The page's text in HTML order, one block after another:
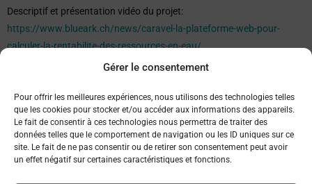
Gérer le consentement
Pour offrir les meilleures expériences, nous utilisons des technologies telles
que les cookies pour stocker et/ou accéder aux informations des appareils.
Le fait de consentir à ces technologies nous permettra de traiter des
données telles que le comportement de navigation ou les ID uniques sur ce
site. Le fait de ne pas consentir ou de retirer son consentement peut avoir
un effet négatif sur certaines caractéristiques et fonctions.
Descriptif et présentation vidéo du projet:
https://www.blueark.ch/news/caravel-la-plateforme-web-pour-
calculer-la-rentabilite-des-ressources-en-eau/
Portfolio précédent Portfolio suivant